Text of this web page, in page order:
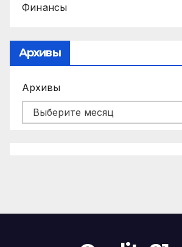
Финансы
Архивы
Архивы